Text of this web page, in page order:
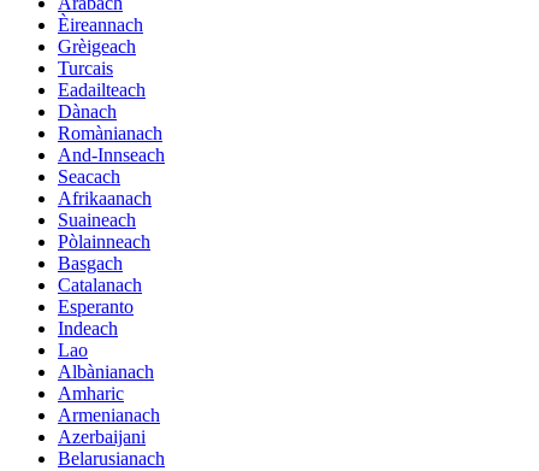
Èireannach
Grèigeach
Turcais
Eadailteach
Dànach
Romànianach
And-Innseach
Seacach
Afrikaanach
Suaineach
Pòlainneach
Basgach
Catalanach
Esperanto
Indeach
Lao
Albànianach
Amharic
Armenianach
Azerbaijani
Belarusianach